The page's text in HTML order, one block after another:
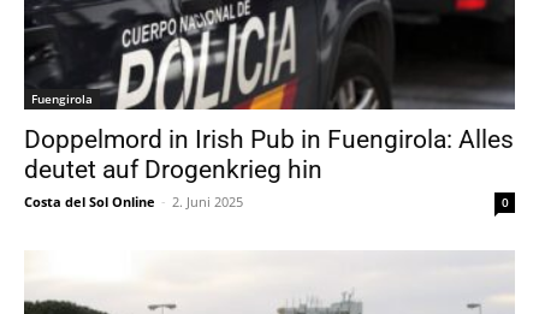
Fuengirola
Doppelmord in Irish Pub in Fuengirola: Alles
deutet auf Drogenkrieg hin
Costa del Sol Online - 2. Juni 2025 0